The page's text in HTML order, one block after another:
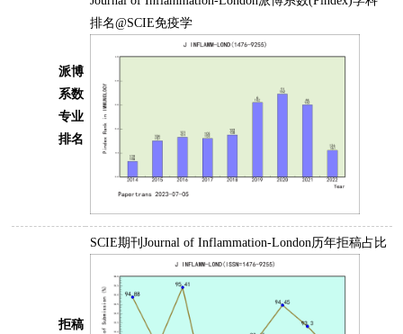
派博
系数
专业
排名
排名@SCIE免疫学
拒稿
SCIE期刊Journal of Inflammation-London历年拒稿占比